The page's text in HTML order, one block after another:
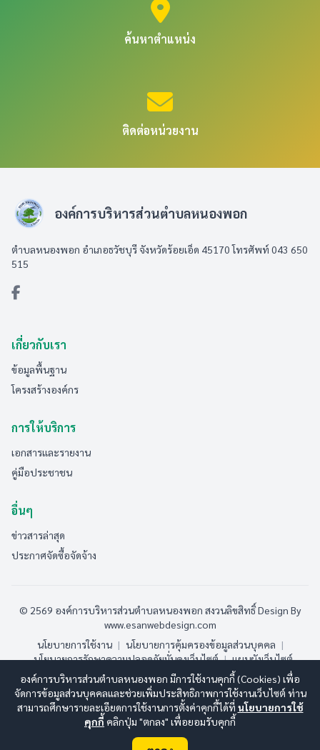
ค้นหาตำแหน่ง
ติดต่อหน่วยงาน
องค์การบริหารส่วนตำบลหนองพอก
ตำบลหนองพอก อำเภอธวัชบุรี จังหวัดร้อยเอ็ด 45170 โทรศัพท์ 043 650
515
เกี่ยวกับเรา
ข้อมูลพื้นฐาน
โครงสร้างองค์กร
การให้บริการ
เอกสารและรายงาน
คู่มือประชาชน
อื่นๆ
ข่าวสารล่าสุด
ประกาศจัดซื้อจัดจ้าง
© 2569 องค์การบริหารส่วนตำบลหนองพอก สงวนลิขสิทธิ์Design By
www.esanwebdesign.com
นโยบายการใช้งาน | นโยบายการคุ้มครองข้อมูลส่วนบุคคล |
นโยบายการรักษาความปลอดภัยมั่นคงเว็บไซต์ | แผนผังเว็บไซต์
ออนไลน์:1 ทั้งหมด:30 (ดูสถิติทั้งหมด)
องค์การบริหารส่วนตำบลหนองพอก มีการใช้งานคุกกี้ (Cookies) เพื่อ
จัดการข้อมูลส่วนบุคคลและช่วยเพิ่มประสิทธิภาพการใช้งานเว็บไซต์ ท่าน
สามารถศึกษารายละเอียดการใช้งานการตั้งค่าคุกกี้ได้ที่ นโยบายการใช้
คุกกี้ คลิกปุ่ม "ตกลง" เพื่อยอมรับคุกกี้